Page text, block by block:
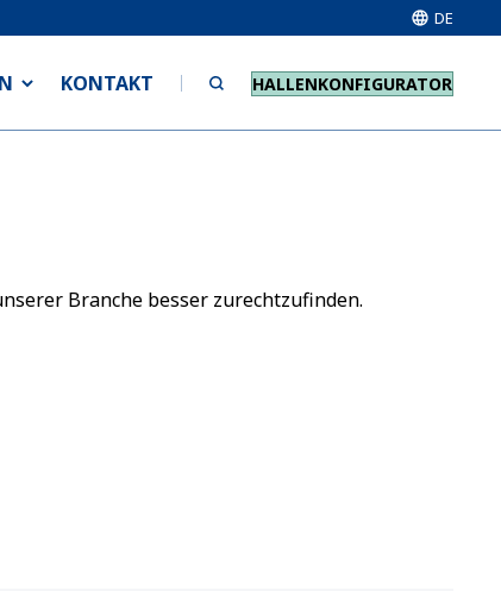
DE
KONTAKT HALLENKONFIGURATOR
Branche besser zurechtzufinden.